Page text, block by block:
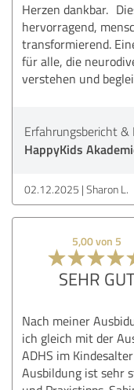
Herzen dankbar.
hervorragend,
transformierend.
für alle, die
verstehen und
Erfahrungsbericht &
HappyKids
02.12.2025 Sharon L.
5,00 von 5
SEHR
Nach meiner
ich gleich mit der
ADHS im
Ausbildung ist sehr